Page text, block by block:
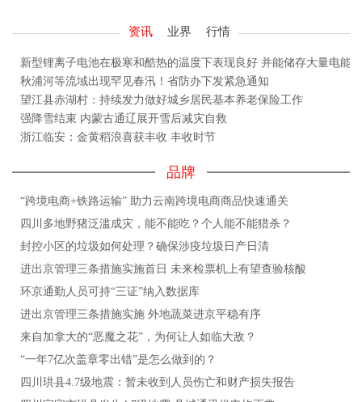
资讯 业界 行情
新型锂离子电池在极寒和酷热的温度下表现良好 并能储存大量电能
秋浦河等流域出现罕见春汛！省防办下发紧急通知
望江县赤湖村：持续发力做好城乡居民基本养老保险工作
强降雪结束 内蒙古通辽展开雪后减灾自救
浙江临安：金黄稻浪喜获丰收 丰收时节
品牌
“跨境电商+铁路运输” 助力云南跨境电商商品快速通关
四川多地野猪泛滥成灾，能不能吃？个人能不能猎杀？
封控小区的垃圾如何处理？确保涉疫垃圾日产日清
进出京管理三条措施实施首日 未来检票机上有望查验核酸
环京通勤人员可持“三证”纳入数据库
进出京管理三条措施实施 外地蔬菜进京平稳有序
来自加拿大的“恶魔之花”，为何让人如临大敌？
“一年7亿次盖章零出错”是怎么做到的？
四川珙县4.7级地震：暂未收到人员伤亡和财产损失报告